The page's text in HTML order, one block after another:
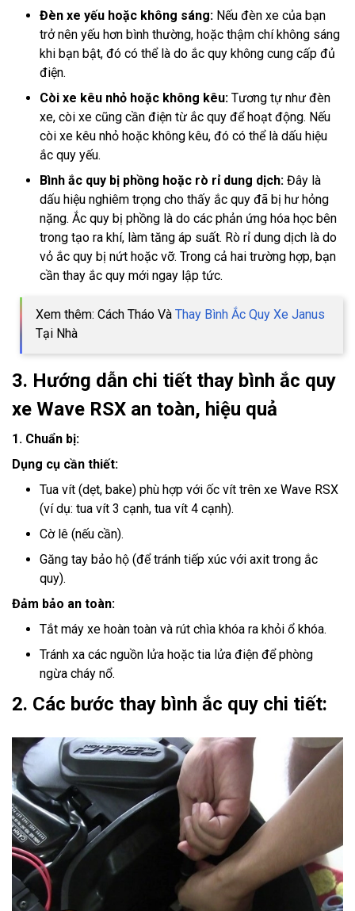
Đèn xe yếu hoặc không sáng: Nếu đèn xe của bạn
trở nên yếu hơn bình thường, hoặc thậm chí không sáng
khi bạn bật, đó có thể là do ắc quy không cung cấp đủ
điện.
Còi xe kêu nhỏ hoặc không kêu: Tương tự như đèn
xe, còi xe cũng cần điện từ ắc quy để hoạt động. Nếu
còi xe kêu nhỏ hoặc không kêu, đó có thể là dấu hiệu
ắc quy yếu.
Bình ắc quy bị phồng hoặc rò rỉ dung dịch: Đây là
dấu hiệu nghiêm trọng cho thấy ắc quy đã bị hư hỏng
nặng. Ắc quy bị phồng là do các phản ứng hóa học bên
trong tạo ra khí, làm tăng áp suất. Rò rỉ dung dịch là do
vỏ ắc quy bị nứt hoặc vỡ. Trong cả hai trường hợp, bạn
cần thay ắc quy mới ngay lập tức.
Xem thêm: Cách Tháo Và Thay Bình Ắc Quy Xe Janus
Tại Nhà
3. Hướng dẫn chi tiết thay bình ắc quy
xe Wave RSX an toàn, hiệu quả
1. Chuẩn bị:
Dụng cụ cần thiết:
Tua vít (dẹt, bake) phù hợp với ốc vít trên xe Wave RSX
(ví dụ: tua vít 3 cạnh, tua vít 4 cạnh).
Cờ lê (nếu cần).
Găng tay bảo hộ (để tránh tiếp xúc với axit trong ắc
quy).
Đảm bảo an toàn:
Tắt máy xe hoàn toàn và rút chìa khóa ra khỏi ổ khóa.
Tránh xa các nguồn lửa hoặc tia lửa điện để phòng
ngừa cháy nổ.
2. Các bước thay bình ắc quy chi tiết: